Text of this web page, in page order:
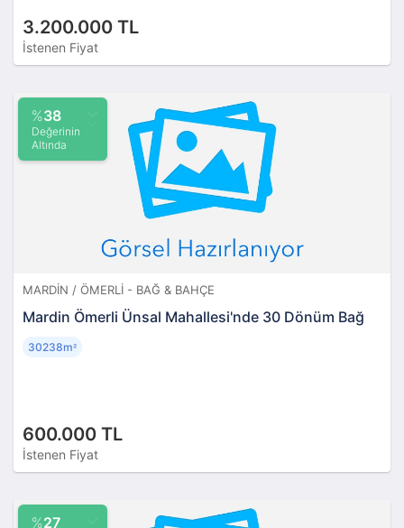
3.200.000 TL
İstenen Fiyat
%38
Değerinin
Altında
MARDIN / ÖMERLI - BAĞ & BAHÇE
Mardin Ömerli Ünsal Mahallesi'nde 30 Dönüm Bağ
600.000 TL
İstenen Fiyat
30238m²
%27